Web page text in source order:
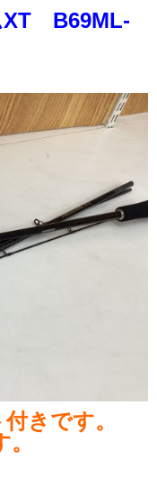
XT B69ML-
きです。